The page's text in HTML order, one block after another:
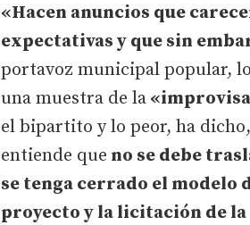
«Hacen anuncios que
expectativas y que sin
portavoz municipal popular,
una muestra de la
el bipartito y lo peor, ha
entiende que no se debe
se tenga cerrado el modelo
proyecto y la licitación de